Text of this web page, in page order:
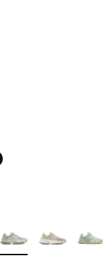
de € 135,00 à
de couleurs